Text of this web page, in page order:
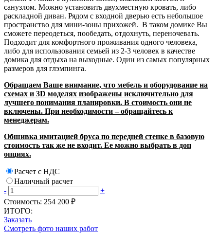
санузлом. Можно установить двухместную кровать, либо
раскладной диван. Рядом с входной дверью есть небольшое
пространство для мини-зоны прихожей. В таком домике Вы
сможете переодеться, пообедать, отдохнуть, переночевать.
Подходит для комфортного проживания одного человека,
либо для использования семьей из 2-3 человек в качестве
домика для отдыха на выходные. Один из самых популярных
размеров для глэмпинга.
Обращаем Ваше внимание, что мебель и оборудование на
схемах и 3D моделях изображены исключительно для
лучшего понимания планировки. В стоимость они не
включены. При необходимости – обращайтесь к
менеджерам.
Обшивка имитацией бруса по передней стенке в базовую
стоимость так же не входит. Ее можно выбрать в доп
опциях.
Расчет с НДС
Наличный расчет
-
+
Стоимость: 254 200 ₽
ИТОГО:
Заказать
Смотреть фото наших работ